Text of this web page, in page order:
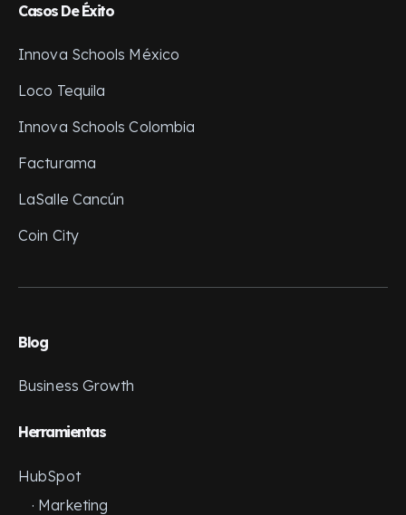
Casos De Éxito
Innova Schools México
Loco Tequila
Innova Schools Colombia
Facturama
LaSalle Cancún
Coin City
Blog
Business Growth
Herramientas
HubSpot
· Marketing